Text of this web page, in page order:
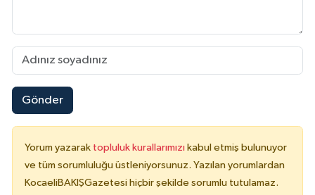
Gönder
Yorum yazarak topluluk kurallarımızı kabul etmiş bulunuyor
ve tüm sorumluluğu üstleniyorsunuz. Yazılan yorumlardan
KocaeliBAKIŞGazetesi hiçbir şekilde sorumlu tutulamaz.